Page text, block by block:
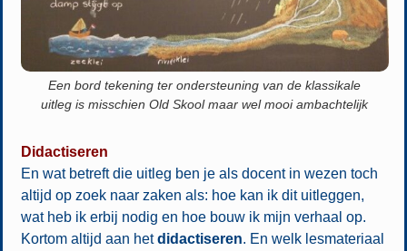
Een bord tekening ter ondersteuning van de klassikale
uitleg is misschien Old Skool maar wel mooi ambachtelijk
Didactiseren
En wat betreft die uitleg ben je als docent in wezen toch
altijd op zoek naar zaken als: hoe kan ik dit uitleggen,
wat heb ik erbij nodig en hoe bouw ik mijn verhaal op.
Kortom altijd aan hetdidactiseren. En welk lesmateriaal